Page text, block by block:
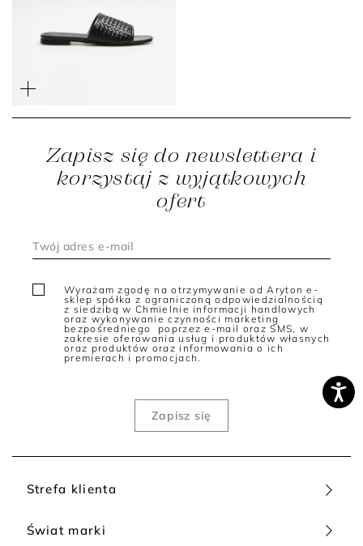
Strefa klienta
Świat marki
Zapisz się do newslettera i
korzystaj z wyjątkowych
ofert
Wyrażam zgodę na otrzymywanie od Aryton e-
sklep spółka z ograniczoną odpowiedzialnością
z siedzibą w Chmielnie informacji handlowych
oraz wykonywanie czynności marketing
bezpośredniego poprzez e-mail oraz SMS, w
zakresie oferowania usług i produktów własnych
oraz produktów oraz informowania o ich
premierach i promocjach.